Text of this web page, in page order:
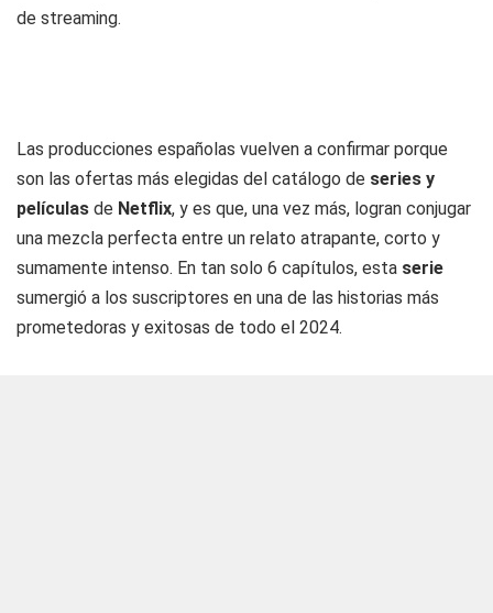
de streaming.
Las producciones españolas vuelven a confirmar porque
son las ofertas más elegidas del catálogo de series y
películas de Netflix, y es que, una vez más, logran conjugar
una mezcla perfecta entre un relato atrapante, corto y
sumamente intenso. En tan solo 6 capítulos, esta serie
sumergió a los suscriptores en una de las historias más
prometedoras y exitosas de todo el 2024.